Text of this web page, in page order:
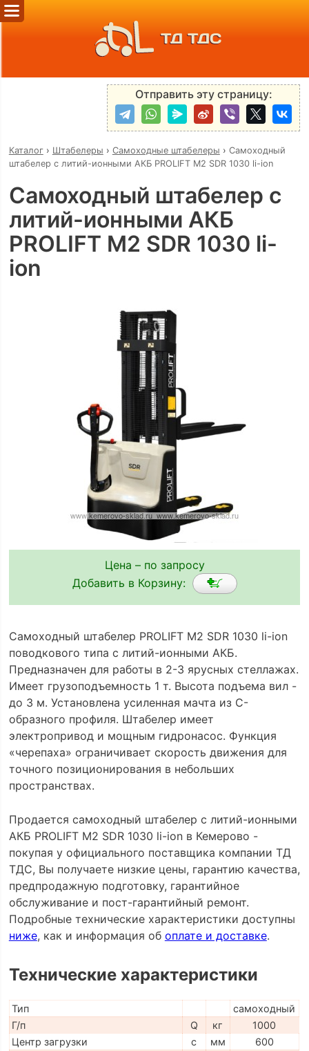
ТД ТДС
Отправить эту страницу:
Каталог› Штабелеры › Самоходные штабелеры › Самоходный
штабелер с литий-ионными АКБ PROLIFT M2 SDR 1030 li-ion
Самоходный штабелер с
литий-ионными АКБ
PROLIFT M2 SDR 1030 li-
ion
Цена – по запросу
Добавить в Корзину:
Самоходный штабелер PROLIFT M2 SDR 1030 li-ion
поводкового типа с литий-ионными АКБ.
Предназначен для работы в 2-3 ярусных стеллажах.
Имеет грузоподъемность 1 т. Высота подъема вил -
до 3 м. Установлена усиленная мачта из C-
образного профиля. Штабелер имеет
электропривод и мощным гидронасос. Функция
«черепаха» ограничивает скорость движения для
точного позиционирования в небольших
пространствах.
Продается самоходный штабелер с литий-ионными
АКБ PROLIFT M2 SDR 1030 li-ion в Кемерово -
покупая у официального поставщика компании ТД
ТДС, Вы получаете низкие цены, гарантию качества,
предпродажную подготовку, гарантийное
обслуживание и пост-гарантийный ремонт.
Подробные технические характеристики доступны
ниже, как и информация об оплате и доставке.
Технические характеристики
Тип
самоходный
Г/п
Q кг
1000
Центр загрузки
c мм
600